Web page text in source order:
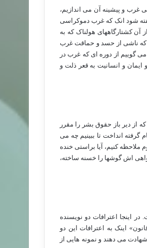
غرب و پیشینه آن می اندازیم،
شود انک که غرب دموکراسی
از آن کشتارگاههای هولناک که به
که ناشی از حسد و حماقت غرب
گوییم از دوره ای که غرب در
و انسانیت به قعر ذلت و
از دیر باز حقوق بشر را مقرر
انداخت تا ببینیم چه می
کنیم، آیا براستی خنده
اش گوشها را خسنه ساخته،
اینجا اعترافات دو نویسنده
اینک به اعترافات این دو
می دهند و نمونه هایی از